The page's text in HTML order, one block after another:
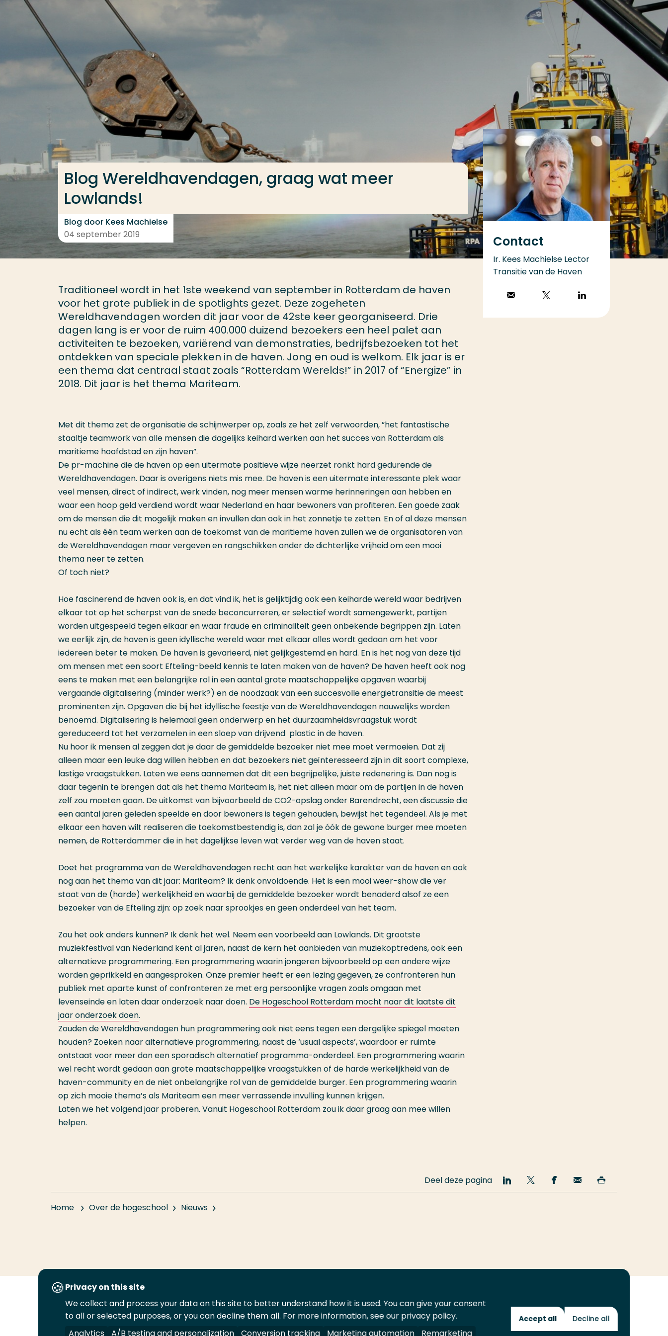
Ga direct naar de content
Blog Wereldhavendagen, graag wat meer
Lowlands!
Blog door Kees Machielse
04 september 2019
Traditioneel wordt in het 1ste weekend van september in Rotterdam de haven
voor het grote publiek in de spotlights gezet. Deze zogeheten
Wereldhavendagen worden dit jaar voor de 42ste keer georganiseerd. Drie
dagen lang is er voor de ruim 400.000 duizend bezoekers een heel palet aan
activiteiten te bezoeken, variërend van demonstraties, bedrijfsbezoeken tot het
ontdekken van speciale plekken in de haven. Jong en oud is welkom. Elk jaar is er
een thema dat centraal staat zoals “Rotterdam Werelds!” in 2017 of “Energize” in
2018. Dit jaar is het thema Mariteam.
Contact
Ir. Kees Machielse Lector
Transitie van de Haven
Stuur een emailVolg op X
LinkedIn
Met dit thema zet de organisatie de schijnwerper op, zoals ze het zelf verwoorden, ”het fantastische
staaltje teamwork van alle mensen die dagelijks keihard werken aan het succes van Rotterdam als
maritieme hoofdstad en zijn haven”.
De pr-machine die de haven op een uitermate positieve wijze neerzet ronkt hard gedurende de
Wereldhavendagen. Daar is overigens niets mis mee. De haven is een uitermate interessante plek waar
veel mensen, direct of indirect, werk vinden, nog meer mensen warme herinneringen aan hebben en
waar een hoop geld verdiend wordt waar Nederland en haar bewoners van profiteren. Een goede zaak
om de mensen die dit mogelijk maken en invullen dan ook in het zonnetje te zetten. En of al deze mensen
nu echt als één team werken aan de toekomst van de maritieme haven zullen we de organisatoren van
de Wereldhavendagen maar vergeven en rangschikken onder de dichterlijke vrijheid om een mooi
thema neer te zetten.
Of toch niet?
Hoe fascinerend de haven ook is, en dat vind ik, het is gelijktijdig ook een keiharde wereld waar bedrijven
elkaar tot op het scherpst van de snede beconcurreren, er selectief wordt samengewerkt, partijen
worden uitgespeeld tegen elkaar en waar fraude en criminaliteit geen onbekende begrippen zijn. Laten
we eerlijk zijn, de haven is geen idyllische wereld waar met elkaar alles wordt gedaan om het voor
iedereen beter te maken. De haven is gevarieerd, niet gelijkgestemd en hard. En is het nog van deze tijd
om mensen met een soort Efteling-beeld kennis te laten maken van de haven? De haven heeft ook nog
eens te maken met een belangrijke rol in een aantal grote maatschappelijke opgaven waarbij
vergaande digitalisering (minder werk?) en de noodzaak van een succesvolle energietransitie de meest
prominenten zijn. Opgaven die bij het idyllische feestje van de Wereldhavendagen nauwelijks worden
benoemd. Digitalisering is helemaal geen onderwerp en het duurzaamheidsvraagstuk wordt
gereduceerd tot het verzamelen in een sloep van drijvend plastic in de haven.
Nu hoor ik mensen al zeggen dat je daar de gemiddelde bezoeker niet mee moet vermoeien. Dat zij
alleen maar een leuke dag willen hebben en dat bezoekers niet geïnteresseerd zijn in dit soort complexe,
lastige vraagstukken. Laten we eens aannemen dat dit een begrijpelijke, juiste redenering is. Dan nog is
daar tegenin te brengen dat als het thema Mariteam is, het niet alleen maar om de partijen in de haven
zelf zou moeten gaan. De uitkomst van bijvoorbeeld de CO2-opslag onder Barendrecht, een discussie die
een aantal jaren geleden speelde en door bewoners is tegen gehouden, bewijst het tegendeel. Als je met
elkaar een haven wilt realiseren die toekomstbestendig is, dan zal je óók de gewone burger mee moeten
nemen, de Rotterdammer die in het dagelijkse leven wat verder weg van de haven staat.
Doet het programma van de Wereldhavendagen recht aan het werkelijke karakter van de haven en ook
nog aan het thema van dit jaar: Mariteam? Ik denk onvoldoende. Het is een mooi weer-show die ver
staat van de (harde) werkelijkheid en waarbij de gemiddelde bezoeker wordt benaderd alsof ze een
bezoeker van de Efteling zijn: op zoek naar sprookjes en geen onderdeel van het team.
Zou het ook anders kunnen? Ik denk het wel. Neem een voorbeeld aan Lowlands. Dit grootste
muziekfestival van Nederland kent al jaren, naast de kern het aanbieden van muziekoptredens, ook een
alternatieve programmering. Een programmering waarin jongeren bijvoorbeeld op een andere wijze
worden geprikkeld en aangesproken. Onze premier heeft er een lezing gegeven, ze confronteren hun
publiek met aparte kunst of confronteren ze met erg persoonlijke vragen zoals omgaan met
levenseinde en laten daar onderzoek naar doen. De Hogeschool Rotterdam mocht naar dit laatste dit
jaar onderzoek doen.
Zouden de Wereldhavendagen hun programmering ook niet eens tegen een dergelijke spiegel moeten
houden? Zoeken naar alternatieve programmering, naast de ‘usual aspects’, waardoor er ruimte
ontstaat voor meer dan een sporadisch alternatief programma-onderdeel. Een programmering waarin
wel recht wordt gedaan aan grote maatschappelijke vraagstukken of de harde werkelijkheid van de
haven-community en de niet onbelangrijke rol van de gemiddelde burger. Een programmering waarin
op zich mooie thema’s als Mariteam een meer verrassende invulling kunnen krijgen.
Laten we het volgend jaar proberen. Vanuit Hogeschool Rotterdam zou ik daar graag aan mee willen
helpen.
Home Over de hogeschool Nieuws
Deel deze pagina
Deel
op
Deel
op
Deel
op
Email
deze deze
Volg
ons
op
Volg
ons
op
Volg
ons
op
Volg
ons
op
Juridisch Security A-Z Index Contact Leveranciers Toekomstmakers
Veel gezocht
Opleiding
Contact
Privacy on this site
We collect and process your data on this site to better understand how it is used. You can give your consent
to all or selected purposes, or you can decline them all. For more information, see our privacy policy.
Analytics
A/B testing and personalization Conversion tracking Marketing automation Remarketing
Accept all Decline all